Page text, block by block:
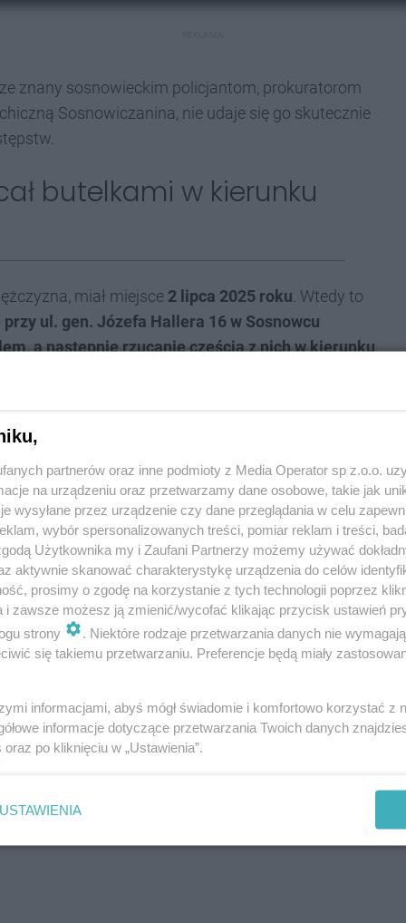
znany sosnowieckim policjantom, prokuratorom
Sosnowiczanina, nie udaje się go skutecznie
butelkami w kierunku
miał miejsce 2 lipca 2025 roku . Wtedy to
ul. gen. Józefa Hallera 16 w Sosnowcu
a następnie rzucanie częścią z nich w kierunku
substancji psychoaktywnych (narkotyków), które
Szpitala Miejskiegow postaci:
partnerów oraz inne podmioty z Media Operator sp z.o.o.
na urządzeniu oraz przetwarzamy dane osobowe, takie jak
wysyłane przez urządzenie czy dane przeglądania w celu
wybór spersonalizowanych treści, pomiar reklam i treści,
Użytkownika my i Zaufani Partnerzy możemy używać
aktywnie skanować charakterystykę urządzenia do celów
prosimy o zgodę na korzystanie z tych technologii poprzez
i zawsze możesz ją zmienić/wycofać klikając przycisk ustawień
strony
. Niektóre rodzaje przetwarzania danych nie
się takiemu przetwarzaniu. Preferencje będą miały
informacjami, abyś mógł świadomie i komfortowo korzystać z
informacje dotyczące przetwarzania Twoich danych
oraz po kliknięciu w „Ustawienia”.
USTAWIENIA